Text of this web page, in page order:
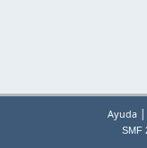
Ayuda |
SMF